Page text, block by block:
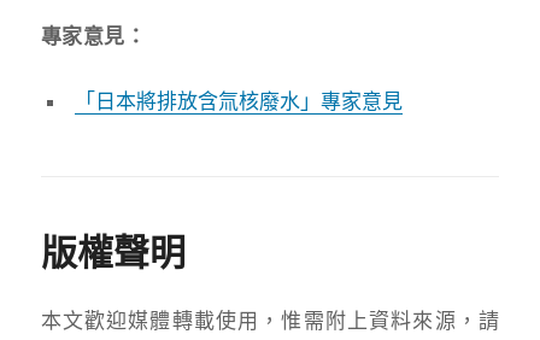
專家意見 ：
「日本將排放含氚核廢水」專家意見
版權聲明
本文歡迎媒體轉載使用，惟需附上資料來源，請